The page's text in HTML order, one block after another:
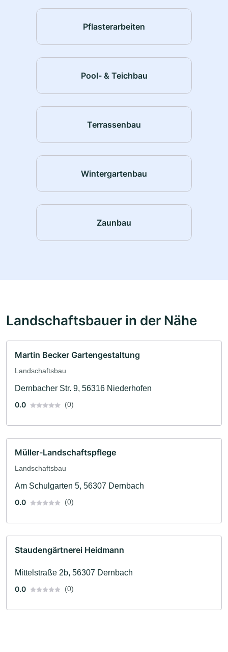
Pflasterarbeiten
Pool- & Teichbau
Terrassenbau
Wintergartenbau
Zaunbau
Landschaftsbauer in der Nähe
Martin Becker Gartengestaltung
Landschaftsbau
Dernbacher Str. 9, 56316 Niederhofen
0.0
(0)
Müller-Landschaftspflege
Landschaftsbau
Am Schulgarten 5, 56307 Dernbach
0.0
(0)
Staudengärtnerei Heidmann
Mittelstraße 2b, 56307 Dernbach
0.0
(0)